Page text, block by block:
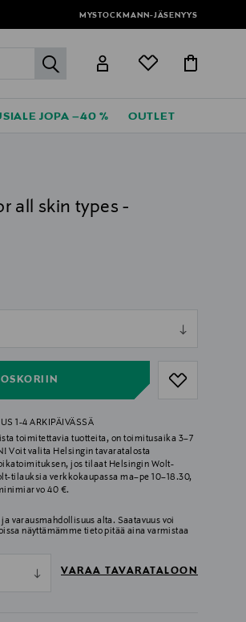
MYSTOCKMANN-JÄSENYYS
label.header.go
JOPA –40 % OUTLET
all skin types -
1-4 ARKIPÄIVÄSSÄ
toimitettavia tuotteita, on toimitusaika 3–7
Voit valita Helsingin tavaratalosta
jos tilaat Helsingin Wolt-
tilauksia verkkokaupassa ma–pe 10–18.30,
40 €.
varausmahdollisuus alta. Saatavuus voi
näyttämämme tieto pitää aina varmistaa
VARAA TAVARATALOON